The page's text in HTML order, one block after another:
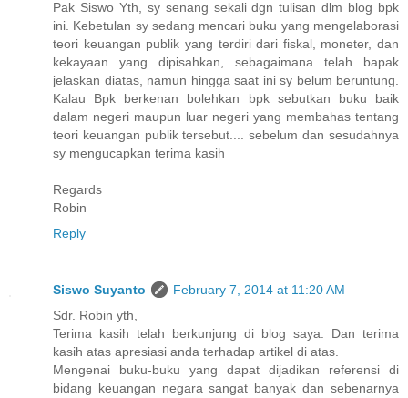
Pak Siswo Yth, sy senang sekali dgn tulisan dlm blog bpk
ini. Kebetulan sy sedang mencari buku yang mengelaborasi
teori keuangan publik yang terdiri dari fiskal, moneter, dan
kekayaan yang dipisahkan, sebagaimana telah bapak
jelaskan diatas, namun hingga saat ini sy belum beruntung.
Kalau Bpk berkenan bolehkan bpk sebutkan buku baik
dalam negeri maupun luar negeri yang membahas tentang
teori keuangan publik tersebut.... sebelum dan sesudahnya
sy mengucapkan terima kasih
Regards
Robin
Reply
Siswo Suyanto
February 7, 2014 at 11:20 AM
Sdr. Robin yth,
Terima kasih telah berkunjung di blog saya. Dan terima
kasih atas apresiasi anda terhadap artikel di atas.
Mengenai buku-buku yang dapat dijadikan referensi di
bidang keuangan negara sangat banyak dan sebenarnya